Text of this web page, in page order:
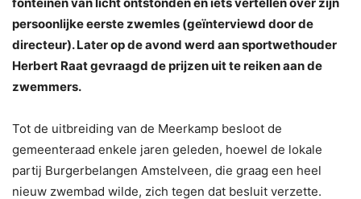
persoonlijke eerste zwemles (geïnterviewd door de
directeur). Later op de avond werd aan sportwethouder
Herbert Raat gevraagd de prijzen uit te reiken aan de
zwemmers.
Tot de uitbreiding van de Meerkamp besloot de
gemeenteraad enkele jaren geleden, hoewel de lokale
partij Burgerbelangen Amstelveen, die graag een heel
nieuw zwembad wilde, zich tegen dat besluit verzette.